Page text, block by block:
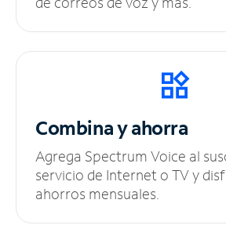
Combina y ahorra
Agrega Spectrum Voice al
servicio de Internet o TV y
ahorros mensuales.